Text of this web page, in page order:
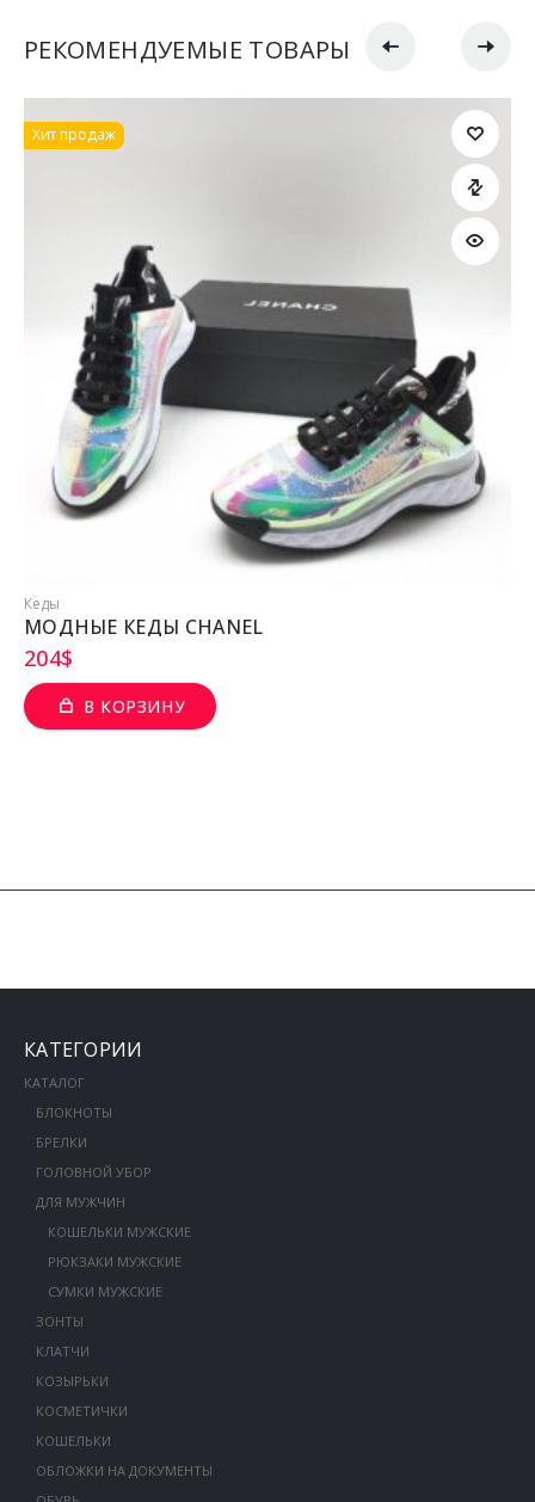
РЕКОМЕНДУЕМЫЕ ТОВАРЫ
Хит продаж
Кеды
МОДНЫЕ КЕДЫ CHANEL
204$
В КОРЗИНУ
КАТЕГОРИИ
КАТАЛОГ
БЛОКНОТЫ
БРЕЛКИ
ГОЛОВНОЙ УБОР
ДЛЯ МУЖЧИН
КОШЕЛЬКИ МУЖСКИЕ
РЮКЗАКИ МУЖСКИЕ
СУМКИ МУЖСКИЕ
ЗОНТЫ
КЛАТЧИ
КОЗЫРЬКИ
КОСМЕТИЧКИ
КОШЕЛЬКИ
ОБЛОЖКИ НА ДОКУМЕНТЫ